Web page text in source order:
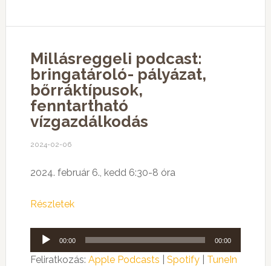
Millásreggeli podcast:
bringatároló- pályázat,
bőrráktípusok,
fenntartható
vízgazdálkodás
2024-02-06
2024. február 6., kedd 6:30-8 óra
Részletek
Audió
lejátszó
00:00 00:00
Feliratkozás: Apple Podcasts Spotify| TuneIn